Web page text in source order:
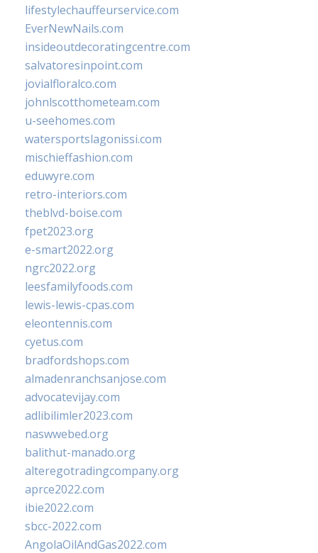
lifestylechauffeurservice.com
EverNewNails.com
insideoutdecoratingcentre.com
salvatoresinpoint.com
jovialfloralco.com
johnlscotthometeam.com
u-seehomes.com
watersportslagonissi.com
mischieffashion.com
eduwyre.com
retro-interiors.com
theblvd-boise.com
fpet2023.org
e-smart2022.org
ngrc2022.org
leesfamilyfoods.com
lewis-lewis-cpas.com
eleontennis.com
cyetus.com
bradfordshops.com
almadenranchsanjose.com
advocatevijay.com
adlibilimler2023.com
naswwebed.org
balithut-manado.org
alteregotradingcompany.org
aprce2022.com
ibie2022.com
sbcc-2022.com
AngolaOilAndGas2022.com